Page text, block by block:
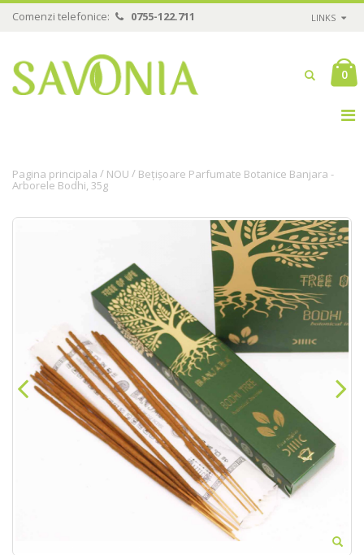
Comenzi telefonice: 0755-122.711 LINKS
0
Pagina principala / NOU / Bețișoare Parfumate Botanice Banjara -
Arborele Bodhi, 35g